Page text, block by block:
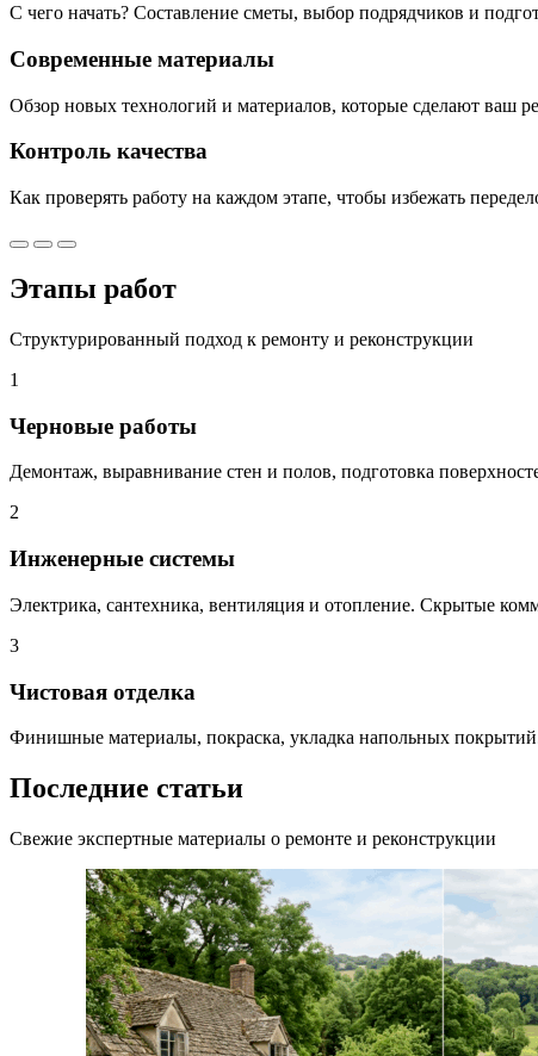
С чего начать? Составление сметы, выбор подрядчиков и
Современные материалы
Обзор новых технологий и материалов, которые сделают ваш
Контроль качества
Как проверять работу на каждом этапе, чтобы избежать
Этапы работ
Структурированный подход к ремонту и реконструкции
1
Черновые работы
Демонтаж, выравнивание стен и полов, подготовка
2
Инженерные системы
Электрика, сантехника, вентиляция и отопление. Скрытые
3
Чистовая отделка
Финишные материалы, покраска, укладка напольных
Последние статьи
Свежие экспертные материалы о ремонте и реконструкции